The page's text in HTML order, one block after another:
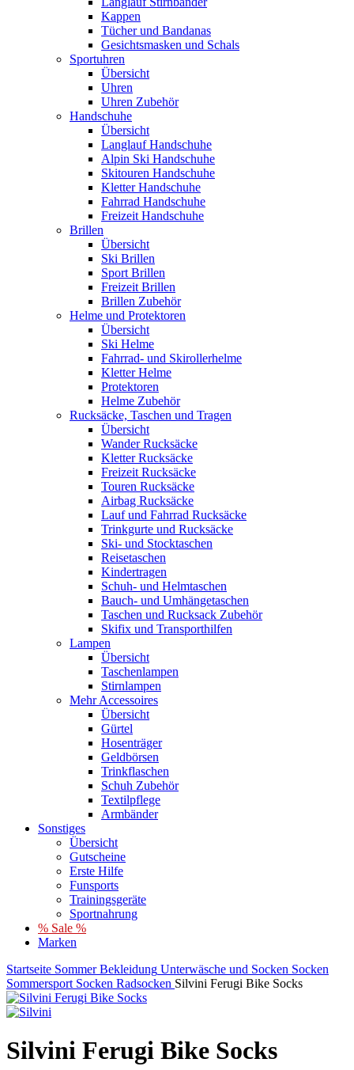
Kappen
Tücher und Bandanas
Gesichtsmasken und Schals
Sportuhren
Übersicht
Uhren
Uhren Zubehör
Handschuhe
Übersicht
Langlauf Handschuhe
Alpin Ski Handschuhe
Skitouren Handschuhe
Kletter Handschuhe
Fahrrad Handschuhe
Freizeit Handschuhe
Brillen
Übersicht
Ski Brillen
Sport Brillen
Freizeit Brillen
Brillen Zubehör
Helme und Protektoren
Übersicht
Ski Helme
Fahrrad- und Skirollerhelme
Kletter Helme
Protektoren
Helme Zubehör
Rucksäcke, Taschen und Tragen
Übersicht
Wander Rucksäcke
Kletter Rucksäcke
Freizeit Rucksäcke
Touren Rucksäcke
Airbag Rucksäcke
Lauf und Fahrrad Rucksäcke
Trinkgurte und Rucksäcke
Ski- und Stocktaschen
Reisetaschen
Kindertragen
Schuh- und Helmtaschen
Bauch- und Umhängetaschen
Taschen und Rucksack Zubehör
Skifix und Transporthilfen
Lampen
Übersicht
Taschenlampen
Stirnlampen
Mehr Accessoires
Übersicht
Gürtel
Hosenträger
Geldbörsen
Trinkflaschen
Schuh Zubehör
Textilpflege
Armbänder
Sonstiges
Übersicht
Gutscheine
Erste Hilfe
Funsports
Trainingsgeräte
Sportnahrung
% Sale %
Marken
Startseite Sommer Bekleidung Unterwäsche und Socken Socken
Sommersport Socken Radsocken Silvini Ferugi Bike Socks
Silvini Ferugi Bike Socks